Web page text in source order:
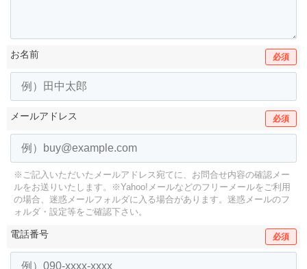
お名前 必須
メールアドレス 必須
※ご記入いただいたメールアドレス宛てに、お問合せ内容の確認メー
ルをお送りいたします。
※Yahoo!メールなどのフリーメールをご利用
の場合、迷惑メールフォルダに入る場合があります。 迷惑メールのフ
ォルダ・設定等をご確認下さい。
電話番号 必須